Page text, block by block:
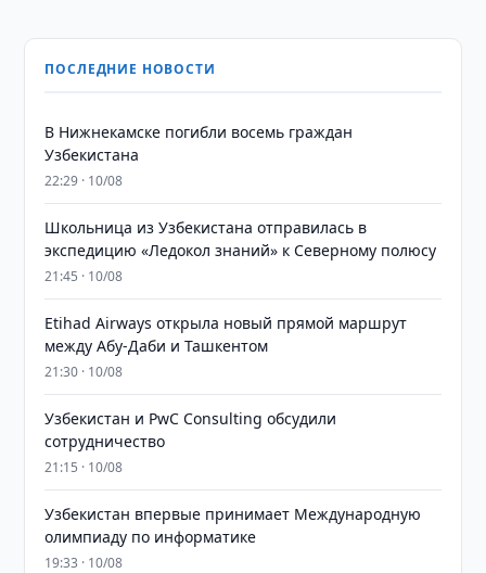
ПОСЛЕДНИЕ НОВОСТИ
В Нижнекамске погибли восемь граждан
Узбекистана
22:29 · 10/08
Школьница из Узбекистана отправилась в
экспедицию «Ледокол знаний» к Северному полюсу
21:45 · 10/08
Etihad Airways открыла новый прямой маршрут
между Абу-Даби и Ташкентом
21:30 · 10/08
Узбекистан и PwC Consulting обсудили
сотрудничество
21:15 · 10/08
Узбекистан впервые принимает Международную
олимпиаду по информатике
19:33 · 10/08